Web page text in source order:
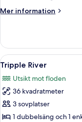
Mer information
Mer
River
Öppna
alla
foton
för
Tripple
River
5
Tripple River
Utsikt mot floden
36 kvadratmeter
3 sovplatser
1 dubbelsäng och 1